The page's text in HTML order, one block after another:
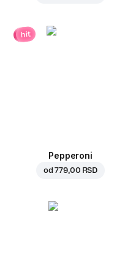
hit
Pepperoni
od779,00 RSD